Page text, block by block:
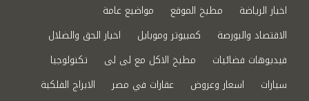
اخبار الرياضة
مطبخ الموقع
مواضيع عامة
الاقتصاد والبورصة
كمبيوتر وموبايل
اخبار الحق والضلال
فيديوهات فضائيات
مطبخ الاكل مع لى لى
تكنولوجيا
سيارات
اسعار وعروض عقارات في مصر
الابراج الفلكية